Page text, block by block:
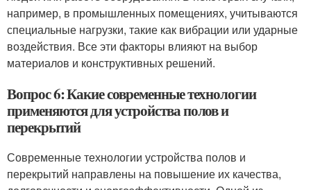
например, в промышленных помещениях, учитываются
специальные нагрузки, такие как вибрации или ударные
воздействия. Все эти факторы влияют на выбор
материалов и конструктивных решений.
Вопрос 6: Какие современные технологии
применяются для устройства полов и
перекрытий
Современные технологии устройства полов и
перекрытий направлены на повышение их качества,